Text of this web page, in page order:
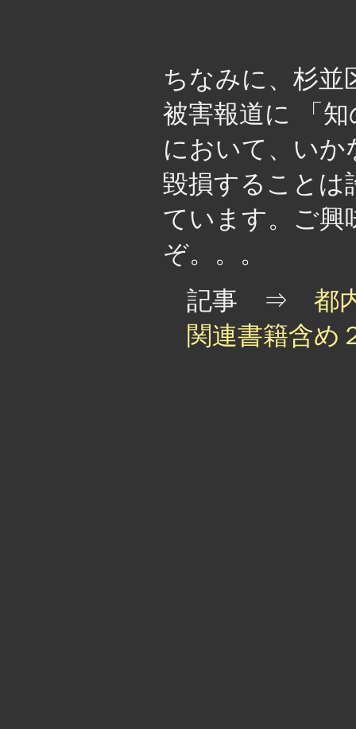
ちなみに、杉並
被害報道に 「
において、いか
毀損することは
ています。ご興
ぞ。。。
記事 ⇒ 都
関連書籍含め